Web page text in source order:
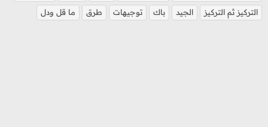
د
ئ
ر
ي
و
س
التركيز ثم التركيز
الجيد باك توجيهات طرق ما قل ودل